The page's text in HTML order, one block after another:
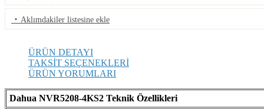
· Aklımdakiler listesine ekle
ÜRÜN DETAYI
TAKSİT SEÇENEKLERİ
ÜRÜN YORUMLARI
Dahua NVR5208-4KS2 Teknik Özellikleri